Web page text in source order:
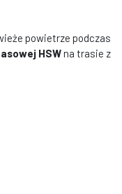
powietrze podczas
HSWna trasie z